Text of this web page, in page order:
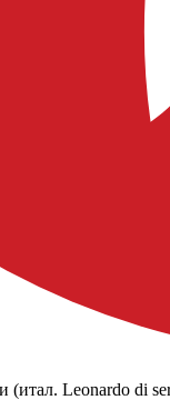
(итал. Leonardo di